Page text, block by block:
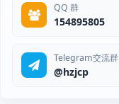
QQ 群
154895805
Telegram交流群
@hzjcp